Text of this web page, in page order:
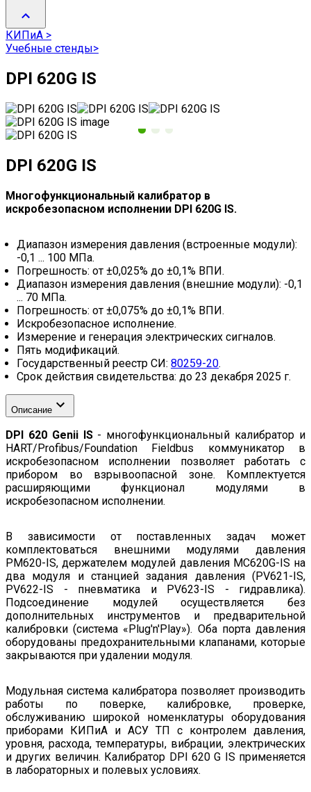
КИПиА >
Учебные стенды>
DPI 620G IS
DPI 620G IS
Многофункциональный калибратор в
искробезопасном исполнении DPI 620G IS.
Диапазон измерения давления (встроенные модули):
-0,1 ... 100 МПа.
Погрешность: от ±0,025% до ±0,1% ВПИ.
Диапазон измерения давления (внешние модули): -0,1
... 70 МПа.
Погрешность: от ±0,075% до ±0,1% ВПИ.
Искробезопасное исполнение.
Измерение и генерация электрических сигналов.
Пять модификаций.
Государственный реестр СИ: 80259-20.
Срок действия свидетельства: до 23 декабря 2025 г.
Описание
DPI 620 Genii IS- многофункциональный калибратор и
HART/Profibus/Foundation Fieldbus коммуникатор в
искробезопасном исполнении позволяет работать с
прибором во взрывоопасной зоне. Комплектуется
расширяющими функционал модулями в
искробезопасном исполнении.
В зависимости от поставленных задач может
комплектоваться внешними модулями давления
PM620-IS, держателем модулей давления МС620G-IS на
два модуля и станцией задания давления (PV621-IS,
PV622-IS - пневматика и PV623-IS - гидравлика).
Подсоединение модулей осуществляется без
дополнительных инструментов и предварительной
калибровки (система «Plug'n'Play»). Оба порта давления
оборудованы предохранительными клапанами, которые
закрываются при удалении модуля.
Модульная система калибратора позволяет производить
работы по поверке, калибровке, проверке,
обслуживанию широкой номенклатуры оборудования
приборами КИПиА и АСУ ТП с контролем давления,
уровня, расхода, температуры, вибрации, электрических
и других величин. Калибратор DPI 620 G IS применяется
в лабораторных и полевых условиях.